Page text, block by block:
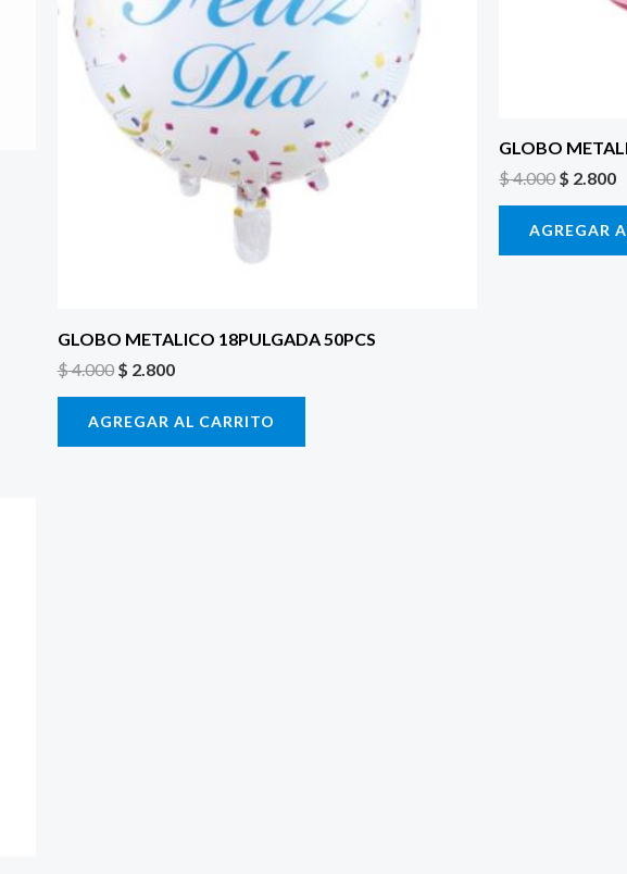
GLOBO METALICO 18PULGADA 50PCS
$4.000 $ 2.800
AGREGAR AL CARRITO
GLOBO
$4.000$ 2.800
AGREGAR